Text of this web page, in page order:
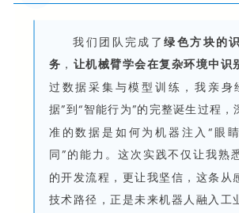
我们团队完成了绿色方块的
务 ， 让机械臂学会在复杂环境中识
过数据采集与模型训练，我亲身
据”到“智能行为”的完整诞生过程，
准的数据是如何为机器注入“眼
同”的能力。这次实践不仅让我熟
的开发流程，更让我坚信，这条从
技术路径，正是未来机器人融入工